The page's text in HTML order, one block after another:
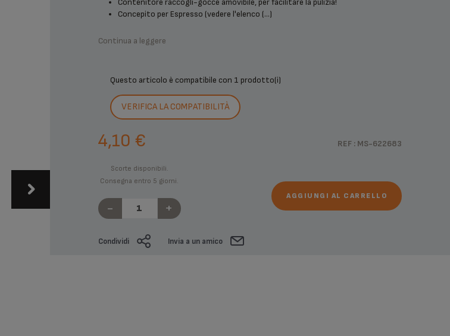
Contenitore raccogli-gocce amovibile, per facilitare la pulizia!
Concepito per Espresso (vedere l'elenco (...)
Continua a leggere
Questo articolo è compatibile con 1 prodotto(i)
VERIFICA LA COMPATIBILITÀ
REF : MS-622683
4,10 €
Scorte disponibili.
Consegna entro 5 giorni.
- +
AGGIUNGI AL CARRELLO
Condividi Invia a un amico